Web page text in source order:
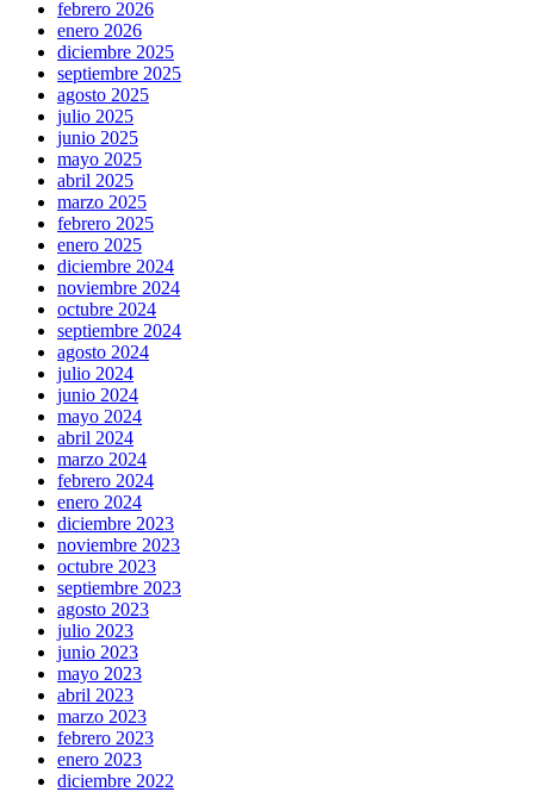
febrero 2026
enero 2026
diciembre 2025
septiembre 2025
agosto 2025
julio 2025
junio 2025
mayo 2025
abril 2025
marzo 2025
febrero 2025
enero 2025
diciembre 2024
noviembre 2024
octubre 2024
septiembre 2024
agosto 2024
julio 2024
junio 2024
mayo 2024
abril 2024
marzo 2024
febrero 2024
enero 2024
diciembre 2023
noviembre 2023
octubre 2023
septiembre 2023
agosto 2023
julio 2023
junio 2023
mayo 2023
abril 2023
marzo 2023
febrero 2023
enero 2023
diciembre 2022